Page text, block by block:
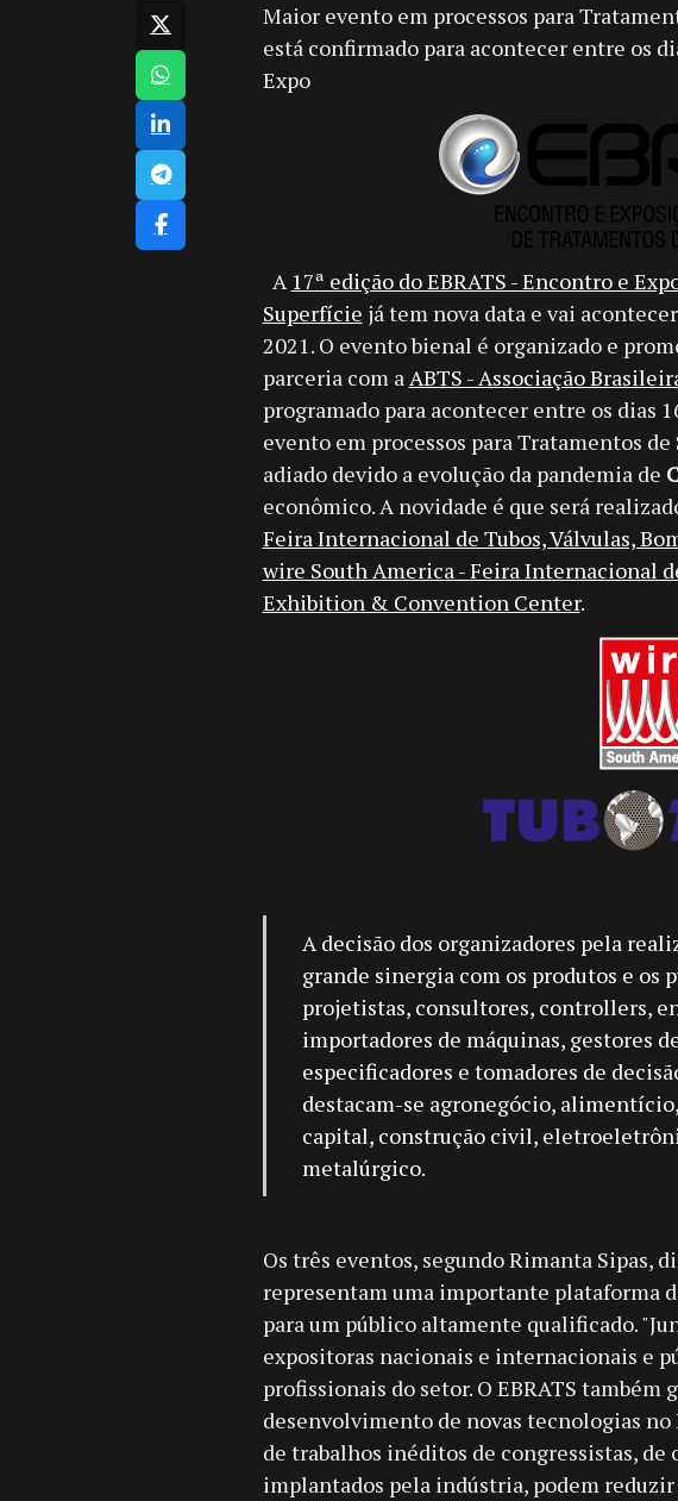
Maior evento em processos para
está confirmado para acontecer entre os
Expo
A 17ª edição do EBRATS - Encontro e
Superfície já tem nova data e vai
2021. O evento bienal é organizado e
parceria com aABTS - Associação
programado para acontecer entre os dias
evento em processos para Tratamentos
adiado devido a evolução da pandemia de
econômico. A novidade é que será
Feira Internacional de Tubos, Válvulas,
wire South America - Feira Internacional
Exhibition & Convention Center.
A decisão dos organizadores pela
grande sinergia com os produtos e os
projetistas, consultores, controllers,
importadores de máquinas, gestores
especificadores e tomadores de
destacam-se agronegócio,
capital, construção civil,
metalúrgico.
Os três eventos, segundo Rimanta Sipas,
representam uma importante plataforma
para um público altamente qualificado.
expositoras nacionais e internacionais e
profissionais do setor. O EBRATS
desenvolvimento de novas tecnologias no
de trabalhos inéditos de congressistas,
implantados pela indústria, podem